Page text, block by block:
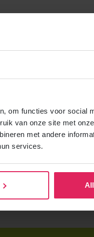
om functies voor social
van onze site met
met andere
services.
gastouderopvang via
vrijblijvend de 4Kids
in je mailbox.